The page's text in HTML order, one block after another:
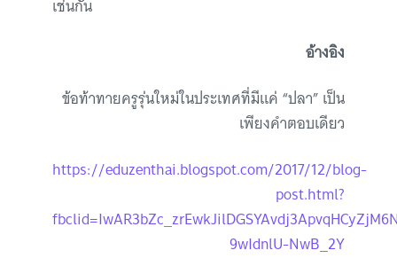
เช่นกัน
อ้างอิง
ข้อท้าทายครูรุ่นใหม่ในประเทศที่มีแค่ “ปลา” เป็น
เพียงคำตอบเดียว
https://eduzenthai.blogspot.com/2017/12/blog-
post.html?
9wIdnlU-NwB_2Y